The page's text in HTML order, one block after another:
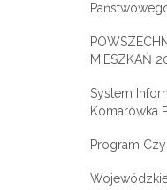
MIESZKAŃ
System
Komarówka
Program